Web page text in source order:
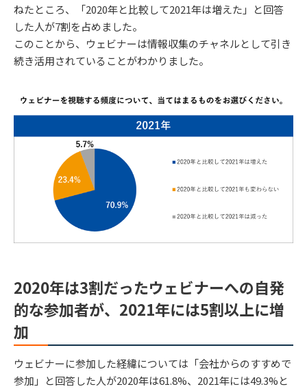
ねたところ、「2020年と比較して2021年は増えた」と回答
した人が7割を占めました。
このことから、ウェビナーは情報収集のチャネルとして引き
続き活用されていることがわかりました。
2020年は3割だったウェビナーへの自発
的な参加者が、2021年には5割以上に増
加
ウェビナーに参加した経緯については「会社からのすすめで
参加」と回答した人が2020年は61.8%、2021年には49.3%と